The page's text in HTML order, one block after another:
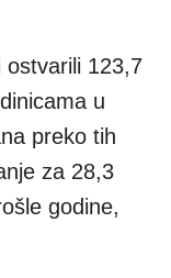
123,7
u
preko tih
za 28,3
godine,